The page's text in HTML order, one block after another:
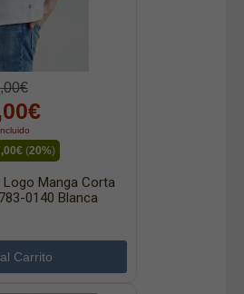
(20%)
Logo Manga Corta
0140 Blanca